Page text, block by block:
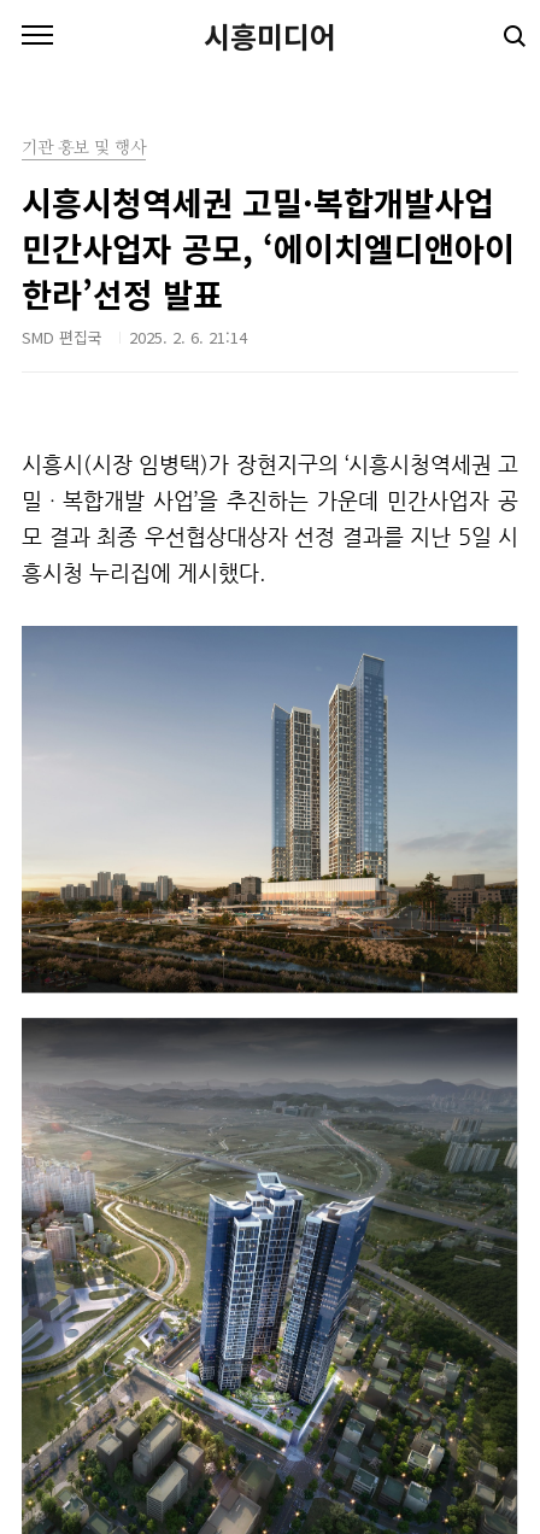
시흥미디어
기관 홍보 및 행사
시흥시청역세권 고밀·복합개발사업
민간사업자 공모, ‘에이치엘디앤아이
한라’선정 발표
SMD 편집국 2025. 2. 6. 21:14
시흥시 (시장 임병택)가 장현지구의 ‘시흥시청역세권 고
밀ㆍ복합개발 사업’을 추진하는 가운데 민간사업자 공
모 결과 최종 우선협상대상자 선정 결과를 지난 5일 시
흥시청 누리집에 게시했다.